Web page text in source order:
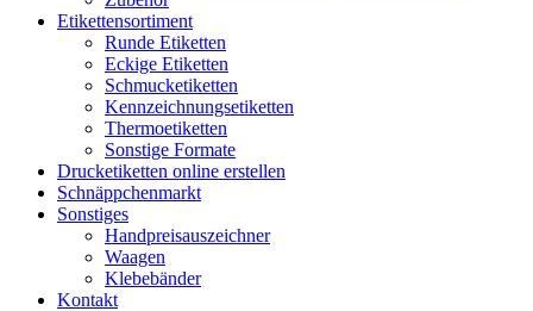
Etikettensortiment
Runde Etiketten
Eckige Etiketten
Schmucketiketten
Kennzeichnungsetiketten
Thermoetiketten
Sonstige Formate
Drucketiketten online erstellen
Schnäppchenmarkt
Sonstiges
Handpreisauszeichner
Waagen
Klebebänder
Kontakt